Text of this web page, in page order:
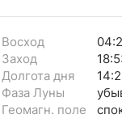
Восход
Заход
Долгота дня
Фаза Луны
Геомагн. поле